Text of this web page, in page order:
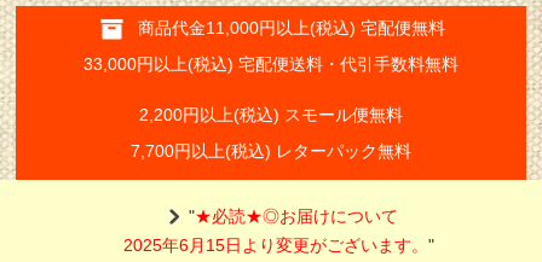
商品代金11,000円以上(税込) 宅配便無料
33,000円以上(税込) 宅配便送料・代引手数料無料
2,200円以上(税込) スモール便無料
7,700円以上(税込) レターパック無料
"★必読★◎お届けについて
2025年6月15日より変更がございます。"